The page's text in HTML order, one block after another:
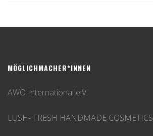
MÖGLICHMACHER*INNEN
AWO International e.V.
LUSH- FRESH HANDMADE COSMETICS